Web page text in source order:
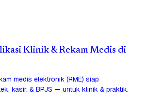
Klinik & Rekam Medis di
medis elektronik (RME) siap
kasir, & BPJS — untuk klinik & praktik.